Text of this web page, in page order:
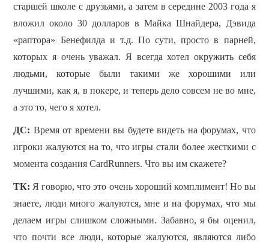
старшей школе с друзьями, а затем в середине 2003 года я
вложил около 30 долларов в Майка Шнайдера, Дэвида
«раптора» Бенефилда и т.д. По сути, просто в парней,
которых я очень уважал. Я всегда хотел окружить себя
людьми, которые были такими же хорошими или
лучшими, как я, в покере, и теперь дело совсем не во мне,
а это то, чего я хотел.
ДС: Время от времени вы будете видеть на форумах, что
игроки жалуются на то, что игры стали более жесткими с
момента создания CardRunners. Что вы им скажете?
TК: Я говорю, что это очень хороший комплимент! Но вы
знаете, люди много жалуются, мне и на форумах, что мы
делаем игры слишком сложными. Забавно, я бы оценил,
что почти все люди, которые жалуются, являются либо